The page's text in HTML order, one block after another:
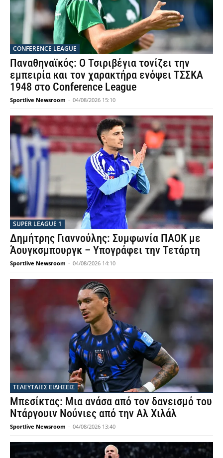
CONFERENCE LEAGUE
Παναθηναϊκός: Ο Τσιριβέγια τονίζει την
εμπειρία και τον χαρακτήρα ενόψει ΤΣΣΚΑ
1948 στο Conference League
Sportlive Newsroom - 04/08/2026 15:10
SUPER LEAGUE 1
Δημήτρης Γιαννούλης: Συμφωνία ΠΑΟΚ με
Άουγκσμπουργκ – Υπογράφει την Τετάρτη
Sportlive Newsroom - 04/08/2026 14:10
ΤΕΛΕΥΤΑΙΕΣ ΕΙΔΗΣΕΙΣ
Μπεσίκτας: Μια ανάσα από τον δανεισμό του
Ντάργουιν Νούνιες από την Αλ Χιλάλ
Sportlive Newsroom - 04/08/2026 13:40